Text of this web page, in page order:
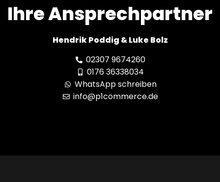
Ihre Ansprechpartner
Hendrik Poddig & Luke Bolz
02307 9674260
0176 36338034
WhatsApp schreiben
info@p1commerce.de